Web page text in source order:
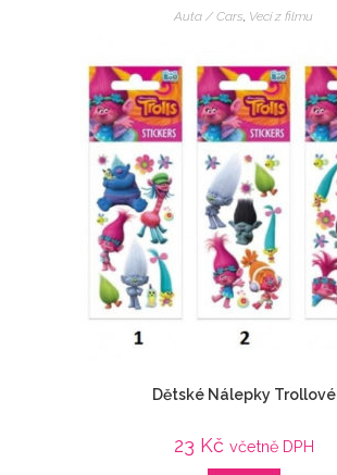
Auta / Cars Veci z filmu
Dětské Nálepky Trollové
23 Kč včetně DPH